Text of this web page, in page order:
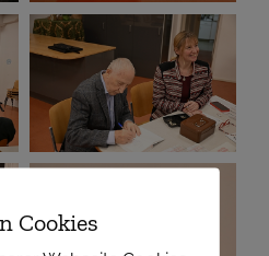
Cookies